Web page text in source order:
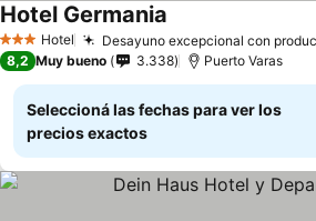
3 Estrellas
Hotel Desayuno excepcional con
Hotel Germania
8,2 Muy bueno 3.338 Puerto Varas
Seleccioná las fechas para ver los
precios exactos